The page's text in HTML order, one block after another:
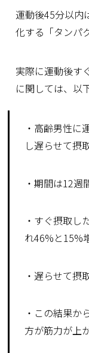
運動後45分以内
化する「タンパ
実際に運動後す
に関しては、以
・高齢男性に
し遅らせて摂
・期間は12週
・すぐ摂取し
れ46%と15%
・遅らせて摂
・この結果か
方が筋力が上